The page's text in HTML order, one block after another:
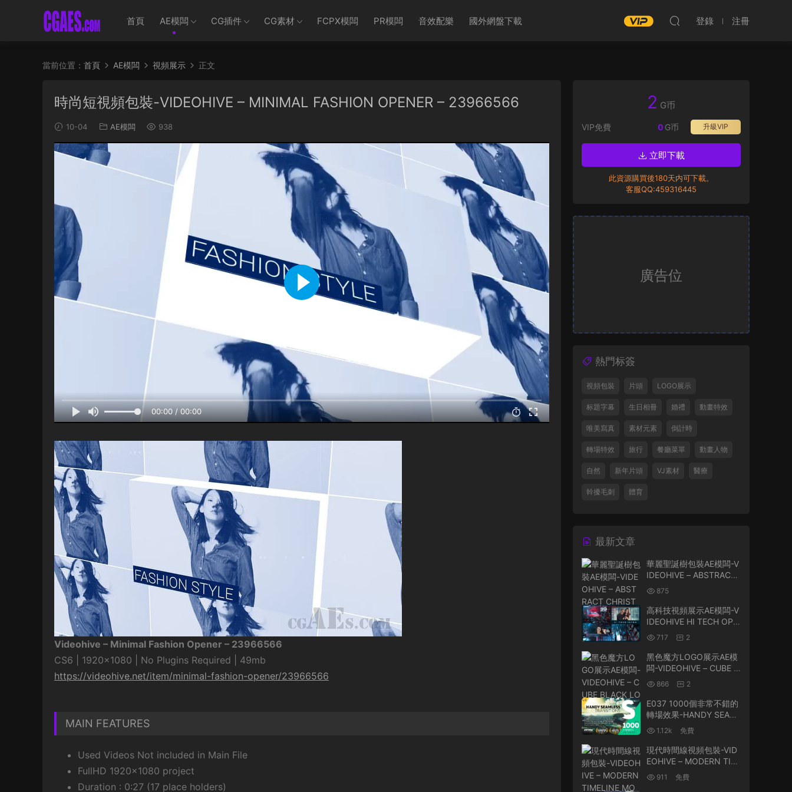
首頁 AE模闆 CG插件 CG素材 FCPX模闆 PR模闆 音效配樂 國外網盤下載 登錄 注冊
當前位置： 首頁 AE模闆 視頻展示 正文
時尚短視頻包裝-VIDEOHIVE – MINIMAL FASHION OPENER – 23966566
10-04 AE模闆 938
00:00 / 00:00
Videohive – Minimal Fashion Opener – 23966566
CS6 | 1920×1080 | No Plugins Required | 49mb
https://videohive.net/item/minimal-fashion-opener/23966566
MAIN FEATURES
Used Videos Not included in Main File
FullHD 1920×1080 project
Duration : 0:27 (17 place holders)
2 G币
VIP免費 升級VIP
0 G币
立即下載
此資源購買後180天内可下載。
客服QQ:459316445
廣告位
熱門标簽
視頻包裝 片頭 LOGO展示
标題字幕 生日相冊 婚禮 動畫特效
唯美寫真 素材元素 倒計時
轉場特效 旅行 餐廳菜單 動畫人物
自然 新年片頭 VJ素材 醫療
幹擾毛刺 體育
最新文章
華麗聖誕樹包裝AE模闆-V
IDEOHIVE – ABSTRACT
CHRISTMAS TREE (5 VE
RSIONS) – 21023603
875
高科技視頻展示AE模闆-V
IDEOHIVE HI TECH OPE
NER 23920816
717 2
黑色魔方LOGO展示AE模
闆-VIDEOHIVE – CUBE B
LACK LOGO REVEAL – 2
5505407
866 2
E037 1000個非常不錯的
轉場效果-HANDY SEAM
LESS TRANSITIONS V4
-WITH HST SCRIPT CO
DE
1.12k 免費
現代時間線視頻包裝-VID
EOHIVE – MODERN TIM
ELINE MOGRT – 26053
868
911 免費